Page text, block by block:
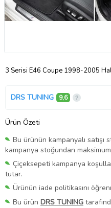
3 Serisi E46 Coupe 1998-2005
DRS TUNING 9,6
Ürün Özeti
Bu ürünün kampanyalı satışı
kampanya stoğundan
Çiçeksepeti kampanya
tutar.
Ürünün iade politikasını
Bu ürün DRS TUNING